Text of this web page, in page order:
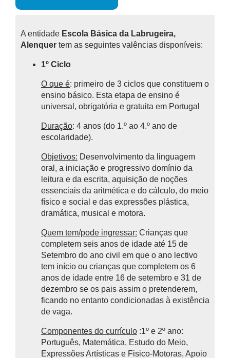
A entidade Escola Básica da Labrugeira,
Alenquer tem as seguintes valências disponíveis:
1º Ciclo
O que é: primeiro de 3 ciclos que constituem o
ensino básico. Esta etapa de ensino é
universal, obrigatória e gratuita em Portugal
Duração: 4 anos (do 1.º ao 4.º ano de
escolaridade).
Objetivos: Desenvolvimento da linguagem
oral, a iniciação e progressivo domínio da
leitura e da escrita, aquisição de noções
essenciais da aritmética e do cálculo, do meio
físico e social e das expressões plástica,
dramática, musical e motora.
Quem tem/pode ingressar: Crianças que
completem seis anos de idade até 15 de
Setembro do ano civil em que o ano lectivo
tem início ou crianças que completem os 6
anos de idade entre 16 de setembro e 31 de
dezembro se os pais assim o pretenderem,
ficando no entanto condicionadas à existência
de vaga.
Componentes do currículo :1º e 2º ano:
Português, Matemática, Estudo do Meio,
Expressões Artísticas e Fisico-Motoras, Apoio